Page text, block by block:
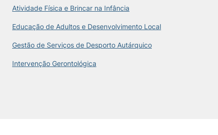
Atividade Física e Brincar na Infância
Educação de Adultos e Desenvolvimento Local
Gestão de Serviços de Desporto Autárquico
Intervenção Gerontológica